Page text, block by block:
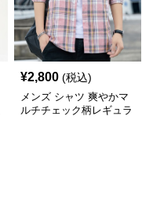
¥2,800 (税込)
メンズ シャツ 爽やかマ
ルチチェック柄レギュラ